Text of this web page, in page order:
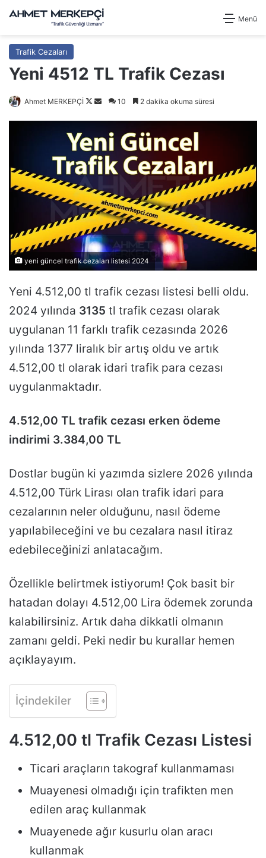
Menü
Trafik Cezaları
Yeni 4512 TL Trafik Cezası
Ahmet MERKEPÇİ
Follow
Bir
göndermek
10 2 dakika okuma süresi
yeni güncel trafik cezaları listesi 2024
Yeni 4.512,00 tl trafik cezası listesi belli oldu.
2024 yılında 3135 tl trafik cezası olarak
uygulanan 11 farklı trafik cezasında 2026
yılında 1377 liralık bir artış oldu ve artık
4.512,00 tl olarak idari trafik para cezası
uygulanmaktadır.
4.512,00 TL trafik cezası erken ödeme
indirimi 3.384,00 TL
Dostlar bugün ki yazımda sizlere 2026 yılında
4.512,00 Türk Lirası olan trafik idari para
cezalarının neler olduğunu, nasıl ödeme
yapılabileceğini ve bu cezalara nasıl itiraz
edebileceğinizi anlatacağım.
Özellikle belirtmek istiyorum! Çok basit bir
hatadan dolayı 4.512,00 Lira ödemek zorunda
kalabilirsiniz. Artık daha dikkatli olmanın
zamanı geldi. Peki nedir bu kurallar hemen
açıklayayım.
İçindekiler
4.512,00 tl Trafik Cezası Listesi
Ticari araçların takograf kullanmaması
Muayenesi olmadığı için trafikten men
edilen araç kullanmak
Muayenede ağır kusurlu olan aracı
kullanmak